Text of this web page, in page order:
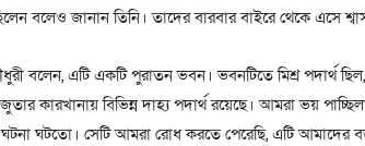
বলেও জানান তিনি। তাদের বারবার বাইরে থেকে এসে
বলেন, এটি একটি পুরাতন ভবন। ভবনটিতে মিশ্র পদার্থ ছিল,
কারখানায় বিভিন্ন দাহ্য পদার্থ রয়েছে। আমরা ভয়
ঘটনা ঘটতো। সেটি আমরা রোধ করতে পেরেছি, এটি আমাদের